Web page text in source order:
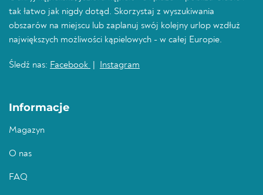
tak łatwo jak nigdy dotąd. Skorzystaj z wyszukiwania
obszarów na miejscu lub zaplanuj swój kolejny urlop wzdłuż
największych możliwości kąpielowych - w całej Europie.
Śledź nas: Facebook Instagram
Informacje
Magazyn
O nas
FAQ